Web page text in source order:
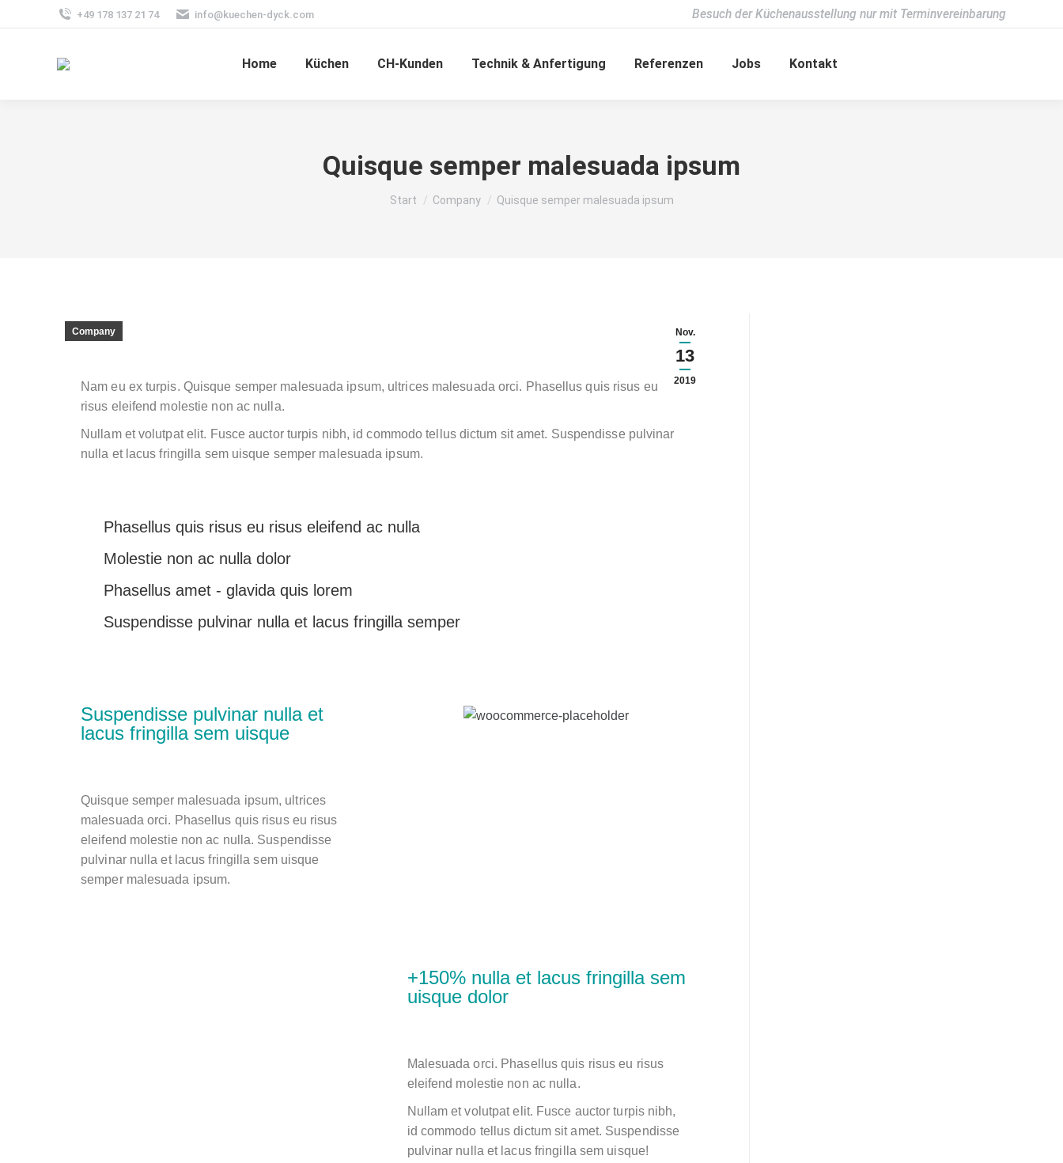
+49 178 137 21 74 info@kuechen-dyck.com Besuch der Küchenausstellung nur mit Terminvereinbarung
Home Küchen CH-Kunden Technik & Anfertigung Referenzen Jobs Kontakt
Quisque semper malesuada ipsum
Sie befinden sich hier:
Start Company Quisque semper malesuada ipsum
Nov.
13
2019
Company
Nam eu ex turpis. Quisque semper malesuada ipsum, ultrices malesuada orci. Phasellus quis risus eu
risus eleifend molestie non ac nulla.
Nullam et volutpat elit. Fusce auctor turpis nibh, id commodo tellus dictum sit amet. Suspendisse pulvinar
nulla et lacus fringilla sem uisque semper malesuada ipsum.
Phasellus quis risus eu risus eleifend ac nulla
Molestie non ac nulla dolor
Phasellus amet - glavida quis lorem
Suspendisse pulvinar nulla et lacus fringilla semper
Suspendisse pulvinar nulla et
lacus fringilla sem uisque
Quisque semper malesuada ipsum, ultrices
malesuada orci. Phasellus quis risus eu risus
eleifend molestie non ac nulla. Suspendisse
pulvinar nulla et lacus fringilla sem uisque
semper malesuada ipsum.
+150% nulla et lacus fringilla sem
uisque dolor
Malesuada orci. Phasellus quis risus eu risus
eleifend molestie non ac nulla.
Nullam et volutpat elit. Fusce auctor turpis nibh,
id commodo tellus dictum sit amet. Suspendisse
pulvinar nulla et lacus fringilla sem uisque!